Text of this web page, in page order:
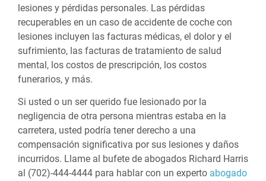
lesiones y pérdidas personales. Las pérdidas
recuperables en un caso de accidente de coche con
lesiones incluyen las facturas médicas, el dolor y el
sufrimiento, las facturas de tratamiento de salud
mental, los costos de prescripción, los costos
funerarios, y más.
Si usted o un ser querido fue lesionado por la
negligencia de otra persona mientras estaba en la
carretera, usted podría tener derecho a una
compensación significativa por sus lesiones y daños
incurridos. Llame al bufete de abogados Richard Harris
al (702)-444-4444 para hablar con un experto abogado